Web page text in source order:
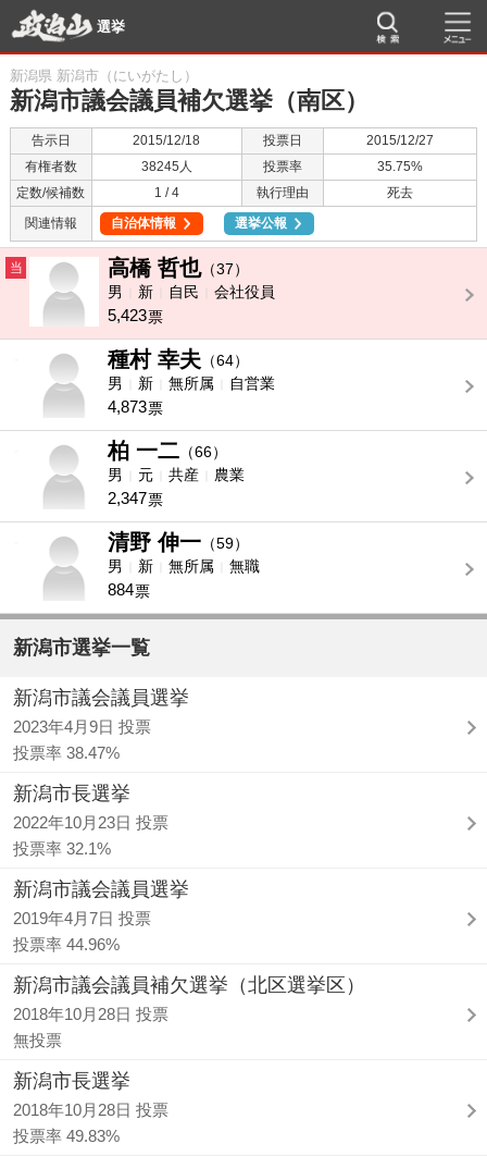
選挙
新潟県 新潟市（にいがたし）
新潟市議会議員補欠選挙（南区）
告示日 2015/12/18 投票日
2015/12/27
有権者数
38245人 投票率
35.75%
定数/候補数
1 / 4 執行理由
死去
関連情報
自治体情報 選挙公報
当 高橋 哲也（37）
男
新 自民 会社役員
5,423票
種村 幸夫 （64）
男
新 無所属 自営業
4,873票
柏 一二 （66）
男
元 共産 農業
2,347票
清野 伸一 （59）
男
新 無所属 無職
884票
新潟市選挙一覧
新潟市議会議員選挙
2023年4月9日 投票
投票率 38.47%
新潟市長選挙
2022年10月23日 投票
投票率 32.1%
新潟市議会議員選挙
2019年4月7日 投票
投票率 44.96%
新潟市議会議員補欠選挙（北区選挙区）
2018年10月28日 投票
無投票
新潟市長選挙
2018年10月28日 投票
投票率 49.83%